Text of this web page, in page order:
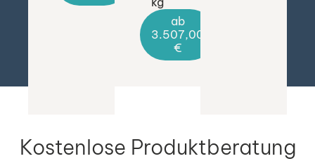
ab
3.507,00
€
Kostenlose Produktberatung